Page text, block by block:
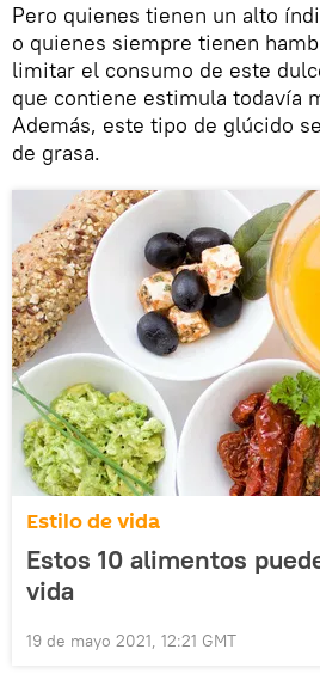
Pero quienes tienen un alto
o quienes siempre tienen
limitar el consumo de este
que contiene estimula todavía
Además, este tipo de glúcido
de grasa.
Estilo de vida
Estos 10 alimentos
vida
19 de mayo 2021, 12:21 GMT